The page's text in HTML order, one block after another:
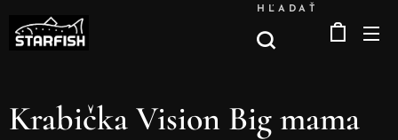
HĽADAŤ
Krabička Vision Big mama